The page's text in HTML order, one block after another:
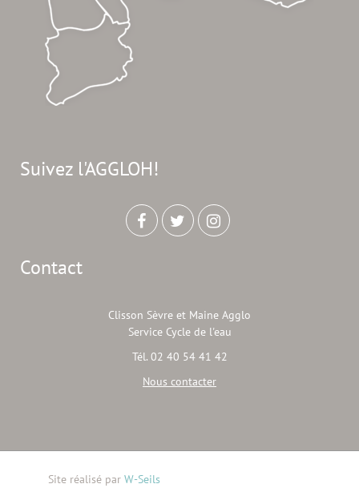
Suivez l'AGGLOH!
Contact
Clisson Sèvre et Maine Agglo
Service Cycle de l'eau
Tél. 02 40 54 41 42
Nous contacter
Site réalisé par W-Seils